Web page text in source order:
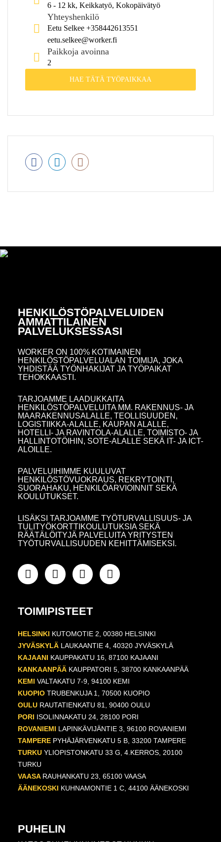
6 - 12 kk, Keikkatyö, Kokopäivätyö
Yhteyshenkilö
Eetu Selkee +358442613551
eetu.selkee@worker.fi
Paikkoja avoinna
2
HAE TÄTÄ TYÖPAIKKAA
HENKILÖSTÖPALVELUIDEN
AMMATTILAINEN
PALVELUKSESSASI
WORKER ON 100% KOTIMAINEN
HENKILÖSTÖPALVELUALAN TOIMIJA, JOKA
YHDISTÄÄ TYÖNHAKIJAT JA TYÖPAIKAT
TEHOKKAASTI.
TARJOAMME LAADUKKAITA
HENKILÖSTÖPALVELUITA MM. RAKENNUS- JA
MAARAKENNUSALALLE, TEOLLISUUDEN,
LOGISTIIKKA-ALALLE, KAUPAN ALALLE,
HOTELLI- JA RAVINTOLA-ALALLE, TOIMISTO- JA
HALLINTOTÖIHIN, SOTE-ALALLE SEKÄ IT- JA ICT-
ALOILLE.
PALVELUIHIMME KUULUVAT
HENKILÖSTÖVUOKRAUS, REKRYTOINTI,
SUORAHAKU, HENKILÖARVIOINNIT SEKÄ
KOULUTUKSET.
LISÄKSI TARJOAMME TYÖTURVALLISUUS- JA
TULITYÖKORTTIKOULUTUKSIA SEKÄ
RÄÄTÄLÖITYJÄ PALVELUITA YRITYSTEN
TYÖTURVALLISUUDEN KEHITTÄMISEKSI.
TOIMIPISTEET
HELSINKI KUTOMOTIE 2, 00380 HELSINKI
JYVÄSKYLÄLAUKAANTIE 4, 40320 JYVÄSKYLÄ
KAJAANI KAUPPAKATU 16, 87100 KAJAANI
KANKAANPÄÄ KAUPPATORI 5, 38700 KANKAANPÄÄ
KEMI VALTAKATU 7-9, 94100 KEMI
KUOPIO TRUBENKUJA 1, 70500 KUOPIO
OULU RAUTATIENKATU 81, 90400 OULU
PORI ISOLINNAKATU 24, 28100 PORI
ROVANIEMI LAPINKÄVIJÄNTIE 3, 96100 ROVANIEMI
TAMPEREPYHÄJÄRVENKATU 5 B, 33200 TAMPERE
TURKUYLIOPISTONKATU 33 G, 4.KERROS, 20100
TURKU
VAASA RAUHANKATU 23, 65100 VAASA
ÄÄNEKOSKI KUHNAMONTIE 1 C, 44100 ÄÄNEKOSKI
PUHELIN